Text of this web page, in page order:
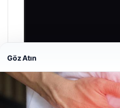
Prenses Night Club
Nisan 29, 2026
Göz Atın